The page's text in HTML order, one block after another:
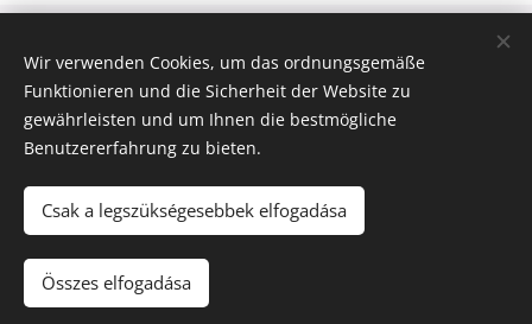
Veszprém-Balaton 2023
Európa Kultúrális Fővárosa
PAJTA PROJEKT
© 2021 Minden jog fenntartva Cookies
Magyar
Wir verwenden Cookies, um das ordnungsgemäße
Funktionieren und die Sicherheit der Website zu
gewährleisten und um Ihnen die bestmögliche
Benutzererfahrung zu bieten.
Csak a legszükségesebbek elfogadása
Összes elfogadása